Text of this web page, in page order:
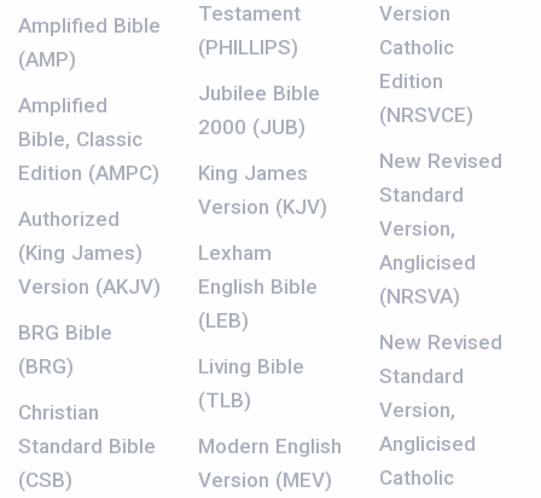
Amplified Bible
(AMP)
Amplified
Bible, Classic
Edition (AMPC)
Authorized
(King James)
Version (AKJV)
BRG Bible
(BRG)
Christian
Standard Bible
(CSB)
Testament
(PHILLIPS)
Jubilee Bible
2000 (JUB)
King James
Version (KJV)
Lexham
English Bible
(LEB)
Living Bible
(TLB)
Modern English
Version (MEV)
Version
Catholic
Edition
(NRSVCE)
New Revised
Standard
Version,
Anglicised
(NRSVA)
New Revised
Standard
Version,
Anglicised
Catholic